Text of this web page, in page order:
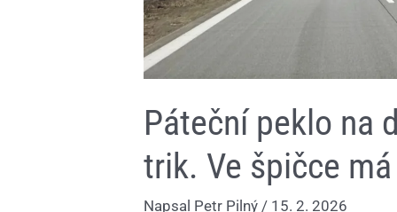
Páteční peklo na
trik. Ve špičce
Napsal Petr Pilný / 15. 2. 2026